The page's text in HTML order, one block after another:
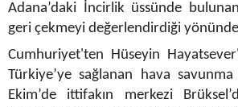
Adana’daki İncirlik üssünde
geri çekmeyi değerlendirdiği yönünde
Cumhuriyet'ten Hüseyin
Türkiye’ye sağlanan hava
Ekim’de ittifakın merkezi